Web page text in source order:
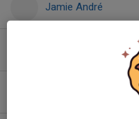
Jamie André
Jamie Haarahiltunen